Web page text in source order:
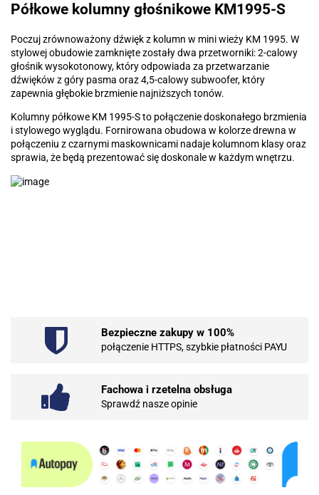
Półkowe kolumny głośnikowe KM1995-S
Poczuj zrównoważony dźwięk z kolumn w mini wieży KM 1995. W
stylowej obudowie zamknięte zostały dwa przetworniki: 2-calowy
głośnik wysokotonowy, który odpowiada za przetwarzanie
dźwięków z góry pasma oraz 4,5-calowy subwoofer, który
zapewnia głębokie brzmienie najniższych tonów.
Kolumny półkowe KM 1995-S to połączenie doskonałego brzmienia
i stylowego wyglądu. Fornirowana obudowa w kolorze drewna w
połączeniu z czarnymi maskownicami nadaje kolumnom klasy oraz
sprawia, że będą prezentować się doskonale w każdym wnętrzu.
101 INC
Bezpieczne zakupy w 100%
połączenie HTTPS, szybkie płatności PAYU
Fachowa i rzetelna obsługa
Sprawdź nasze opinie